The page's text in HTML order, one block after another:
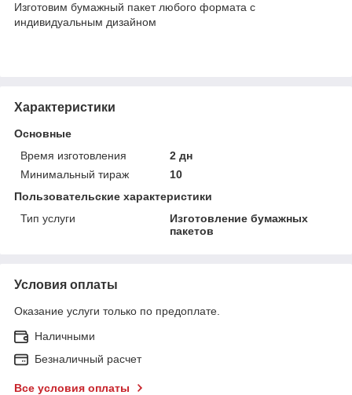
Изготовим бумажный пакет любого формата с
индивидуальным дизайном
Характеристики
Основные
Время изготовления
2 дн
Минимальный тираж
10
Пользовательские характеристики
Тип услуги
Изготовление бумажных
пакетов
Условия оплаты
Оказание услуги только по предоплате.
Наличными
Безналичный расчет
Все условия оплаты